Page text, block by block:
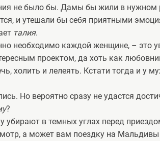
не было бы. Дамы бы жили в нужном
и утешали бы себя приятными
талия.
необходимо каждой женщине, – это
проектом, да хоть как
холить и лелеять. Кстати тогда и у
Но вероятно сразу не удастся
?
в темных углах перед
а может вам поездку на